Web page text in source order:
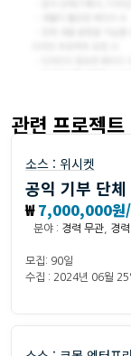
관련 프로젝트
소스 : 위시켓
공익 기부 단
₩7,000,000원
분야 : 경력 무관 경
모집: 90일
수집 : 2024년 06월 25